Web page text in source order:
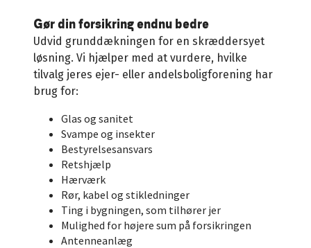
Gør din forsikring endnu bedre
Udvid grunddækningen for en skræddersyet
løsning. Vi hjælper med at vurdere, hvilke
tilvalg jeres ejer- eller andelsboligforening har
brug for:
Glas og sanitet
Svampe og insekter
Bestyrelsesansvars
Retshjælp
Hærværk
Rør, kabel og stikledninger
Ting i bygningen, som tilhører jer
Mulighed for højere sum på forsikringen
Antenneanlæg